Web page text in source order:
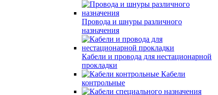
Провода и шнуры различного
назначения
Кабели и провода для нестационарной
прокладки
Кабели
контрольные